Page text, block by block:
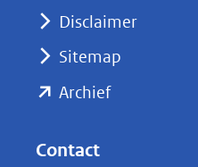
naar
Disclaimer
Sitemap
Archief(opent
Contact